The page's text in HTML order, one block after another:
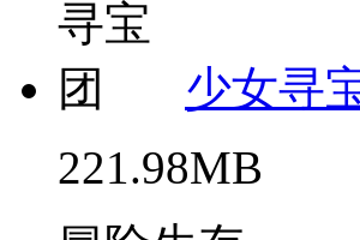
少女寻
221.98MB